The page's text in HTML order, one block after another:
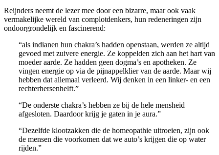
Reijnders neemt de lezer mee door een bizarre, maar ook vaak
vermakelijke wereld van complotdenkers, hun redeneringen zijn
ondoorgrondelijk en fascinerend:
“als indianen hun chakra’s hadden openstaan, werden ze altijd
gevoed met zuivere energie. Ze koppelden zich aan het hart van
moeder aarde. Ze hadden geen dogma’s en apotheken. Ze
vingen energie op via de pijnappelklier van de aarde. Maar wij
hebben dat allemaal verleerd. Wij denken in een linker- en een
rechterhersenhelft.”
“De onderste chakra’s hebben ze bij de hele mensheid
afgesloten. Daardoor krijg je gaten in je aura.”
“Dezelfde klootzakken die de homeopathie uitroeien, zijn ook
de mensen die voorkomen dat we auto’s krijgen die op water
rijden.”